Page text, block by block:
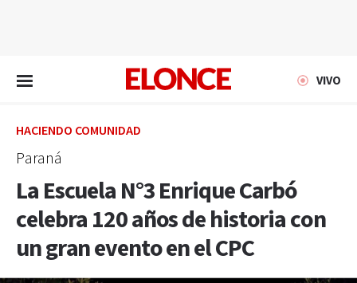
VIVO
HACIENDO COMUNIDAD
Paraná
La Escuela N°3 Enrique Carbó
celebra 120 años de historia con
un gran evento en el CPC